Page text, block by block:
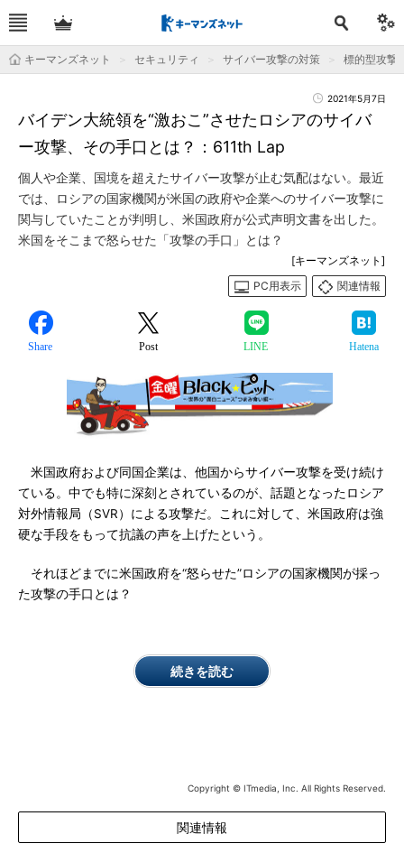
キーマンズネット セキュリティ サイバー攻撃の対策 標的型攻撃
2021年5月7日
バイデン大統領を“激おこ”させたロシアのサイバ
ー攻撃、その手口とは？：611th Lap
個人や企業、国境を超えたサイバー攻撃が止む気配はない。最近
では、ロシアの国家機関が米国の政府や企業へのサイバー攻撃に
関与していたことが判明し、米国政府が公式声明文書を出した。
米国をそこまで怒らせた「攻撃の手口」とは？
[キーマンズネット]
PC用表示
関連情報
Share Post LINE Hatena
米国政府および同国企業は、他国からサイバー攻撃を受け続け
ている。中でも特に深刻とされているのが、話題となったロシア
対外情報局（SVR）による攻撃だ。これに対して、米国政府は強
硬な手段をもって抗議の声を上げたという。
それほどまでに米国政府を“怒らせた”ロシアの国家機関が採っ
た攻撃の手口とは？
続きを読む
Copyright © ITmedia, Inc. All Rights Reserved.
関連情報